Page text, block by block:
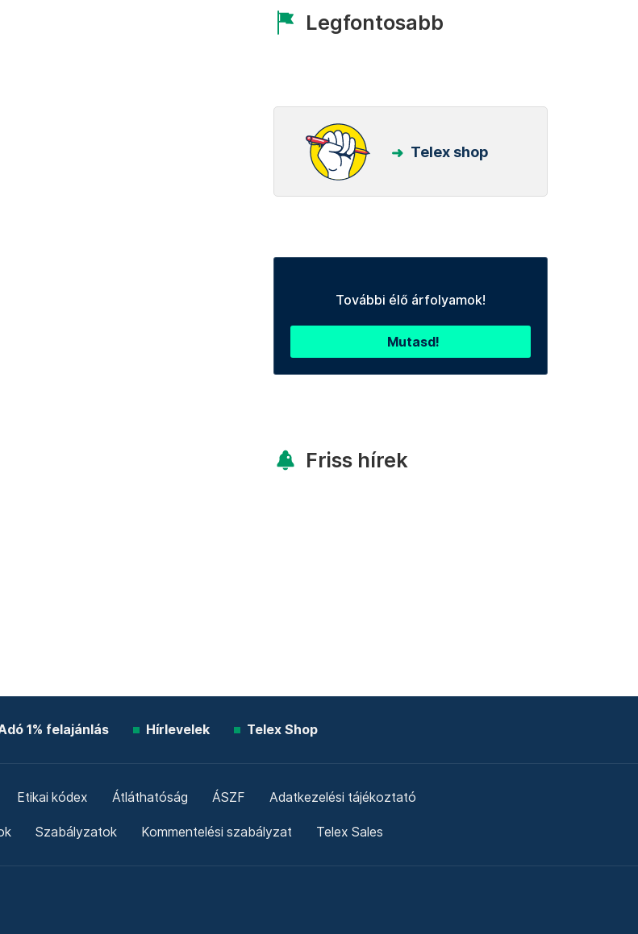
Legfontosabb
Telex shop
További élő árfolyamok!
Mutasd!
Friss hírek
1% felajánlás Hírlevelek Telex Shop
Etikai kódex Átláthatóság ÁSZF Adatkezelési tájékoztató
Szabályzatok Kommentelési szabályzat Telex Sales